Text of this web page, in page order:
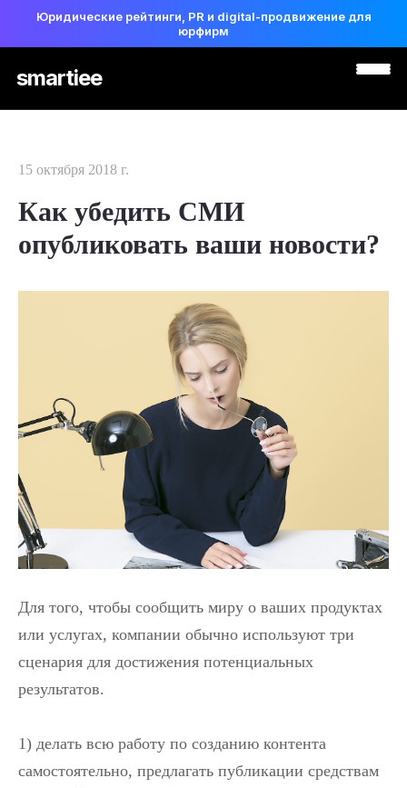
Юридические рейтинги, PR и digital-продвижение для
юрфирм
smartiee
15 октября 2018 г.
Как убедить СМИ
опубликовать ваши новости?
Для того, чтобы сообщить миру о ваших продуктах
или услугах, компании обычно используют три
сценария для достижения потенциальных
результатов.
1) делать всю работу по созданию контента
самостоятельно, предлагать публикации средствам